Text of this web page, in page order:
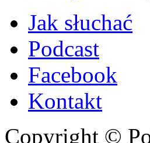
Jak słuchać
Podcast
Facebook
Kontakt
Copyright ©